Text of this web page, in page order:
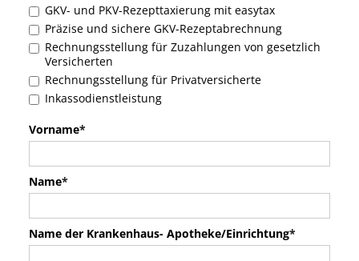
GKV- und PKV-Rezepttaxierung mit easytax
Präzise und sichere GKV-Rezeptabrechnung
Rechnungsstellung für Zuzahlungen von gesetzlich
Versicherten
Rechnungsstellung für Privatversicherte
Inkassodienstleistung
Vorname*
Name*
Name der Krankenhaus- Apotheke/Einrichtung*